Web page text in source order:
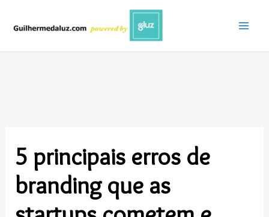
5 principais erros de
branding que as